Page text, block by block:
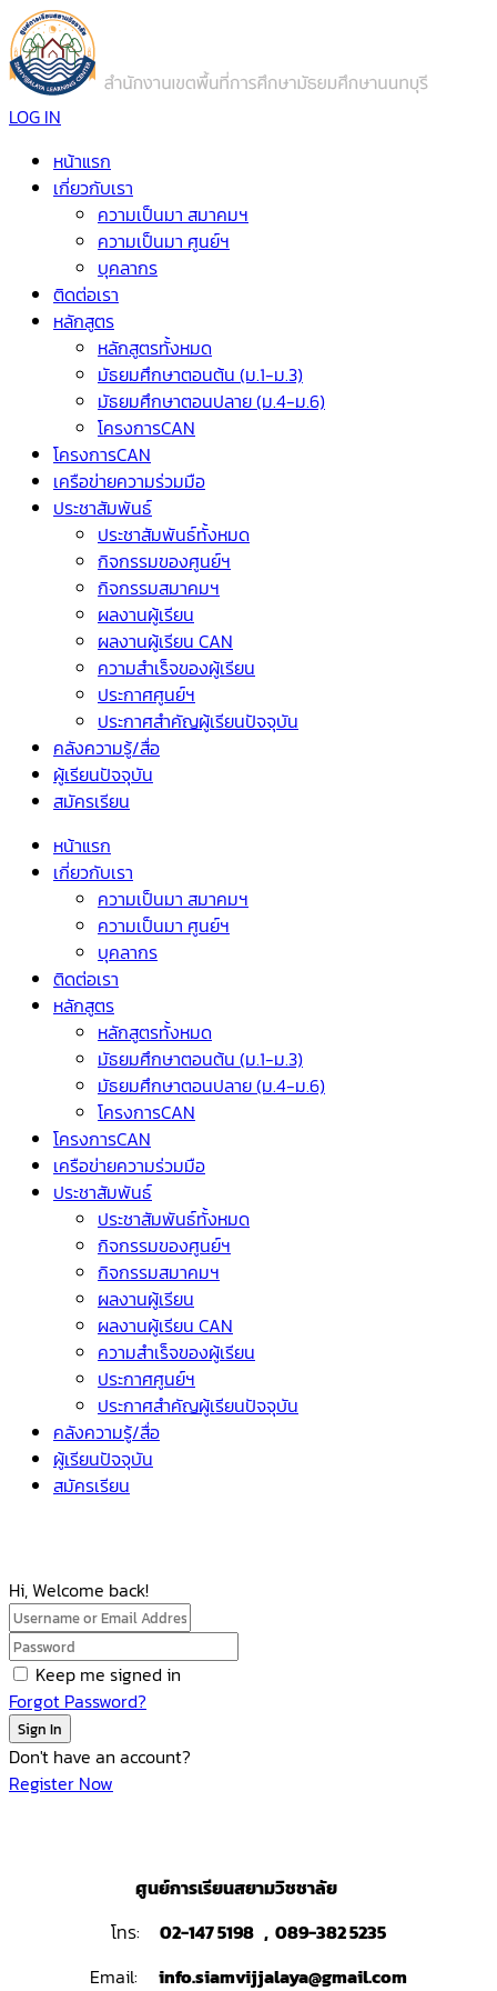
LOG IN
หน้าแรก
เกี่ยวกับเรา
ความเป็นมา สมาคมฯ
ความเป็นมา ศูนย์ฯ
บุคลากร
ติดต่อเรา
หลักสูตร
หลักสูตรทั้งหมด
มัธยมศึกษาตอนต้น (ม.1-ม.3)
มัธยมศึกษาตอนปลาย (ม.4-ม.6)
โครงการCAN
โครงการCAN
เครือข่ายความร่วมมือ
ประชาสัมพันธ์
ประชาสัมพันธ์ทั้งหมด
กิจกรรมของศูนย์ฯ
กิจกรรมสมาคมฯ
ผลงานผู้เรียน
ผลงานผู้เรียน CAN
ความสำเร็จของผู้เรียน
ประกาศศูนย์ฯ
ประกาศสำคัญผู้เรียนปัจจุบัน
คลังความรู้/สื่อ
ผู้เรียนปัจจุบัน
สมัครเรียน
หน้าแรก
เกี่ยวกับเรา
ความเป็นมา สมาคมฯ
ความเป็นมา ศูนย์ฯ
บุคลากร
ติดต่อเรา
หลักสูตร
หลักสูตรทั้งหมด
มัธยมศึกษาตอนต้น (ม.1-ม.3)
มัธยมศึกษาตอนปลาย (ม.4-ม.6)
โครงการCAN
โครงการCAN
เครือข่ายความร่วมมือ
ประชาสัมพันธ์
ประชาสัมพันธ์ทั้งหมด
กิจกรรมของศูนย์ฯ
กิจกรรมสมาคมฯ
ผลงานผู้เรียน
ผลงานผู้เรียน CAN
ความสำเร็จของผู้เรียน
ประกาศศูนย์ฯ
ประกาศสำคัญผู้เรียนปัจจุบัน
คลังความรู้/สื่อ
ผู้เรียนปัจจุบัน
สมัครเรียน
Hi, Welcome back!
Keep me signed in
Forgot Password?
Sign In
Don't have an account?
Register Now
ศูนย์การเรียนสยามวิชชาลัย
โทร:
02-147 5198 , 089-382 5235
Email:
info.siamvijjalaya@gmail.com